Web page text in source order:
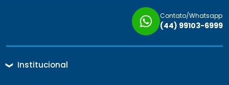
Contato/Whatsapp
(44) 99103-6999
❯ Institucional